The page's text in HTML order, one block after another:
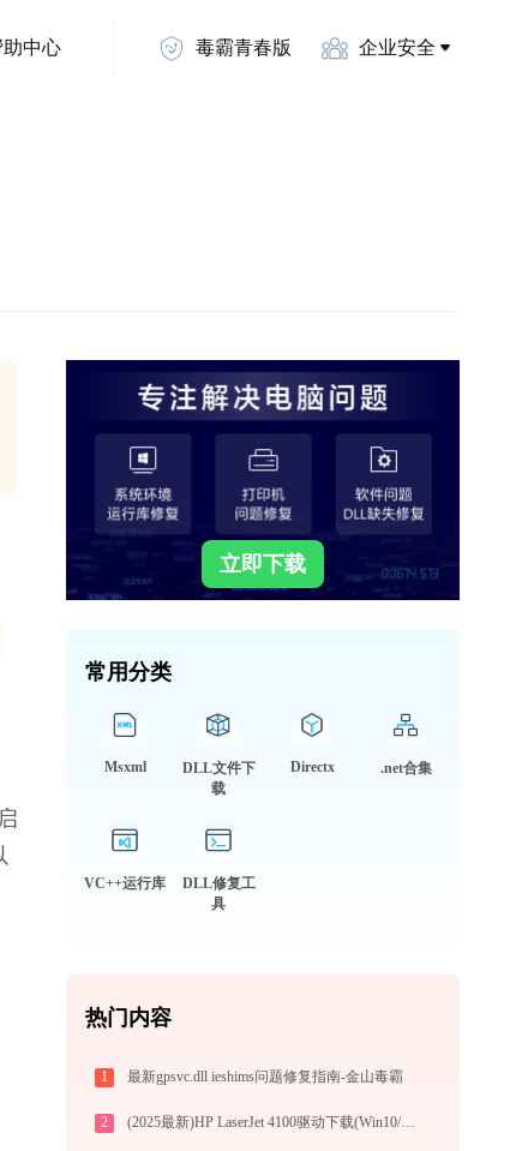
助中心 毒霸青春版 企业安全
立即下载
常用分类
Msxml
DLL文件下
载
Directx .net合集
VC++运行库
DLL修复工
具
热门内容
1 最新gpsvc.dll ieshims问题修复指南-金山毒霸
2 (2025最新)HP LaserJet 4100驱动下载(Win10/Win11)服务与支持